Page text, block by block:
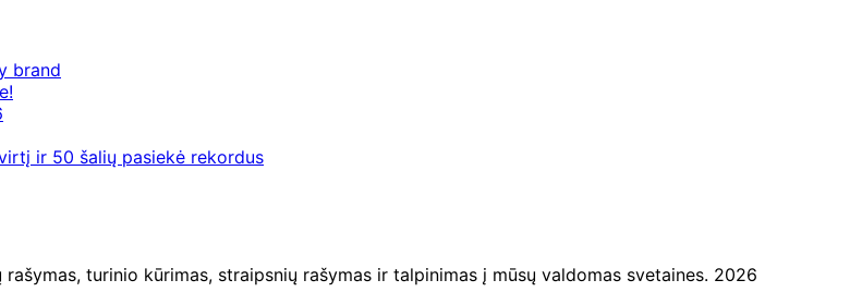
brand
ir 50 šalių pasiekė rekordus
rašymas, turinio kūrimas, straipsnių rašymas ir talpinimas į mūsų valdomas svetaines. 2026